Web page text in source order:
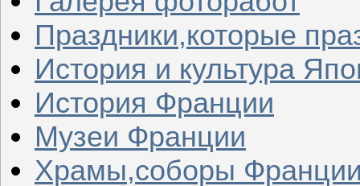
Праздники,которые
История и культура
История Франции
Музеи Франции
Храмы,соборы